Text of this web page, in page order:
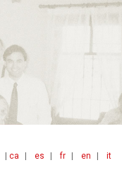
ca es fr en it